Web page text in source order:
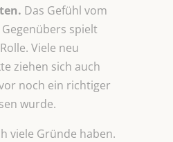
Das Gefühl vom
spielt
Viele neu
ziehen sich auch
noch ein richtiger
wurde.
viele Gründe haben.